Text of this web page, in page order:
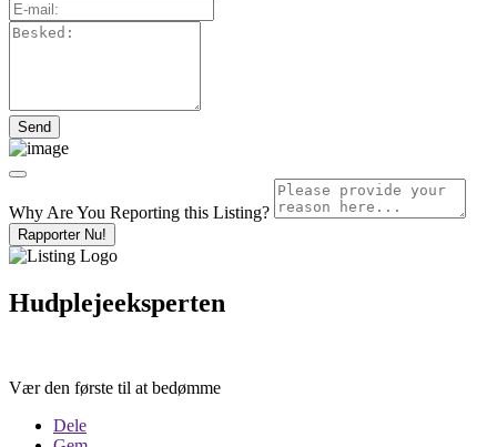
Why Are You Reporting this Listing?
Rapporter Nu!
Hudplejeeksperten
Vær den første til at bedømme
Dele